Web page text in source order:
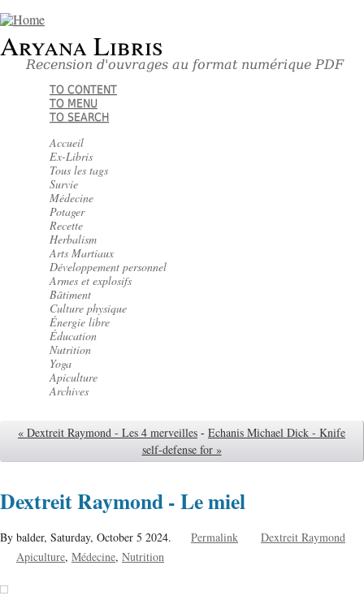
Aryana Libris
Recension d'ouvrages au format numérique PDF
TO CONTENT
TO MENU
TO SEARCH
Accueil
Ex-Libris
Tous les tags
Survie
Médecine
Potager
Recette
Herbalism
Arts Martiaux
Développement personnel
Armes et explosifs
Bâtiment
Culture physique
Énergie libre
Éducation
Nutrition
Yoga
Apiculture
Archives
« Dextreit Raymond - Les 4 merveilles - Echanis Michael Dick - Knife
self-defense for »
Dextreit Raymond - Le miel
By balder, Saturday, October 5 2024. Permalink
Dextreit Raymond
Apiculture Médecine Nutrition